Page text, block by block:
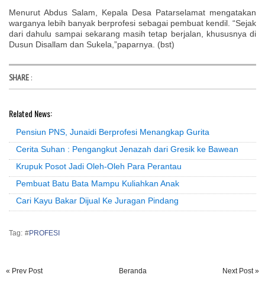
Menurut Abdus Salam, Kepala Desa Patarselamat mengatakan
warganya lebih banyak berprofesi sebagai pembuat kendil. “Sejak
dari dahulu sampai sekarang masih tetap berjalan, khususnya di
Dusun Disallam dan Sukela,”paparnya. (bst)
SHARE :
Related News:
Pensiun PNS, Junaidi Berprofesi Menangkap Gurita
Cerita Suhan : Pengangkut Jenazah dari Gresik ke Bawean
Krupuk Posot Jadi Oleh-Oleh Para Perantau
Pembuat Batu Bata Mampu Kuliahkan Anak
Cari Kayu Bakar Dijual Ke Juragan Pindang
Tag: #PROFESI
« Prev Post Next Post »
Beranda